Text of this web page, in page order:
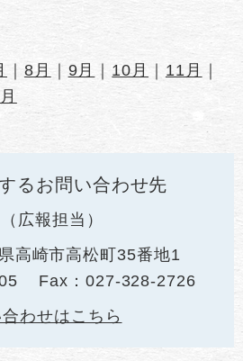
｜ 8月 ｜ 9月 ｜ 10月 ｜ 11月 ｜
るお問い合わせ先
広報担当
高崎市高松町35番地1
Fax：027-328-2726
わせはこちら